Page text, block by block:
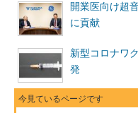
開業医向け超
に貢献
新型コロナワ
発